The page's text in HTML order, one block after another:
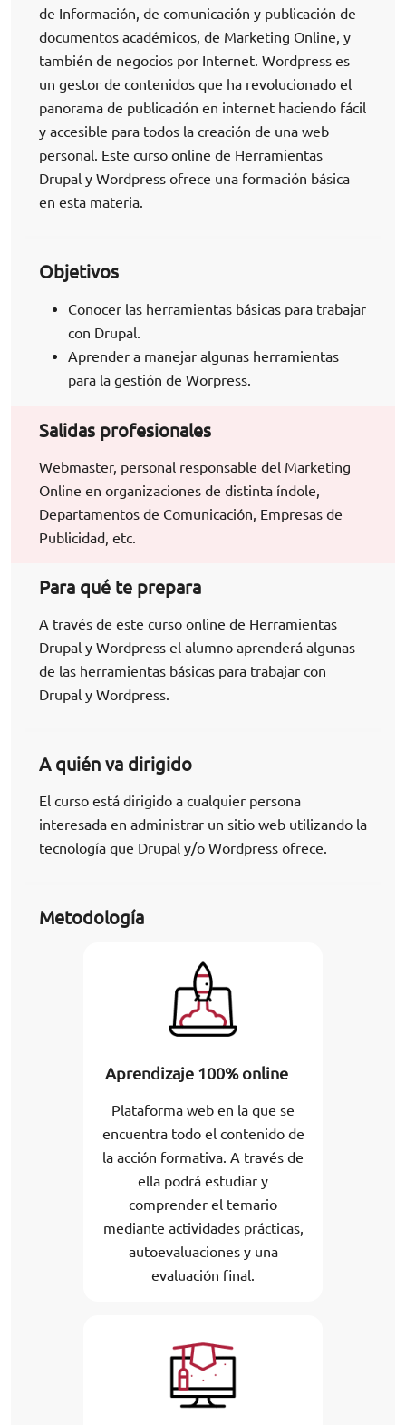
de Información, de comunicación y publicación de
documentos académicos, de Marketing Online, y
también de negocios por Internet. Wordpress es
un gestor de contenidos que ha revolucionado el
panorama de publicación en internet haciendo fácil
y accesible para todos la creación de una web
personal. Este curso online de Herramientas
Drupal y Wordpress ofrece una formación básica
en esta materia.
Objetivos
Conocer las herramientas básicas para trabajar
con Drupal.
Aprender a manejar algunas herramientas
para la gestión de Worpress.
Salidas profesionales
Webmaster, personal responsable del Marketing
Online en organizaciones de distinta índole,
Departamentos de Comunicación, Empresas de
Publicidad, etc.
Para qué te prepara
A través de este curso online de Herramientas
Drupal y Wordpress el alumno aprenderá algunas
de las herramientas básicas para trabajar con
Drupal y Wordpress.
A quién va dirigido
El curso está dirigido a cualquier persona
interesada en administrar un sitio web utilizando la
tecnología que Drupal y/o Wordpress ofrece.
Metodología
Aprendizaje 100% online
Plataforma web en la que se
encuentra todo el contenido de
la acción formativa. A través de
ella podrá estudiar y
comprender el temario
mediante actividades prácticas,
autoevaluaciones y una
evaluación final.